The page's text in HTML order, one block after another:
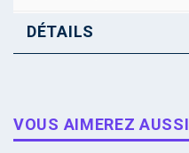
DÉTAILS
VOUS AIMEREZ AUSSI